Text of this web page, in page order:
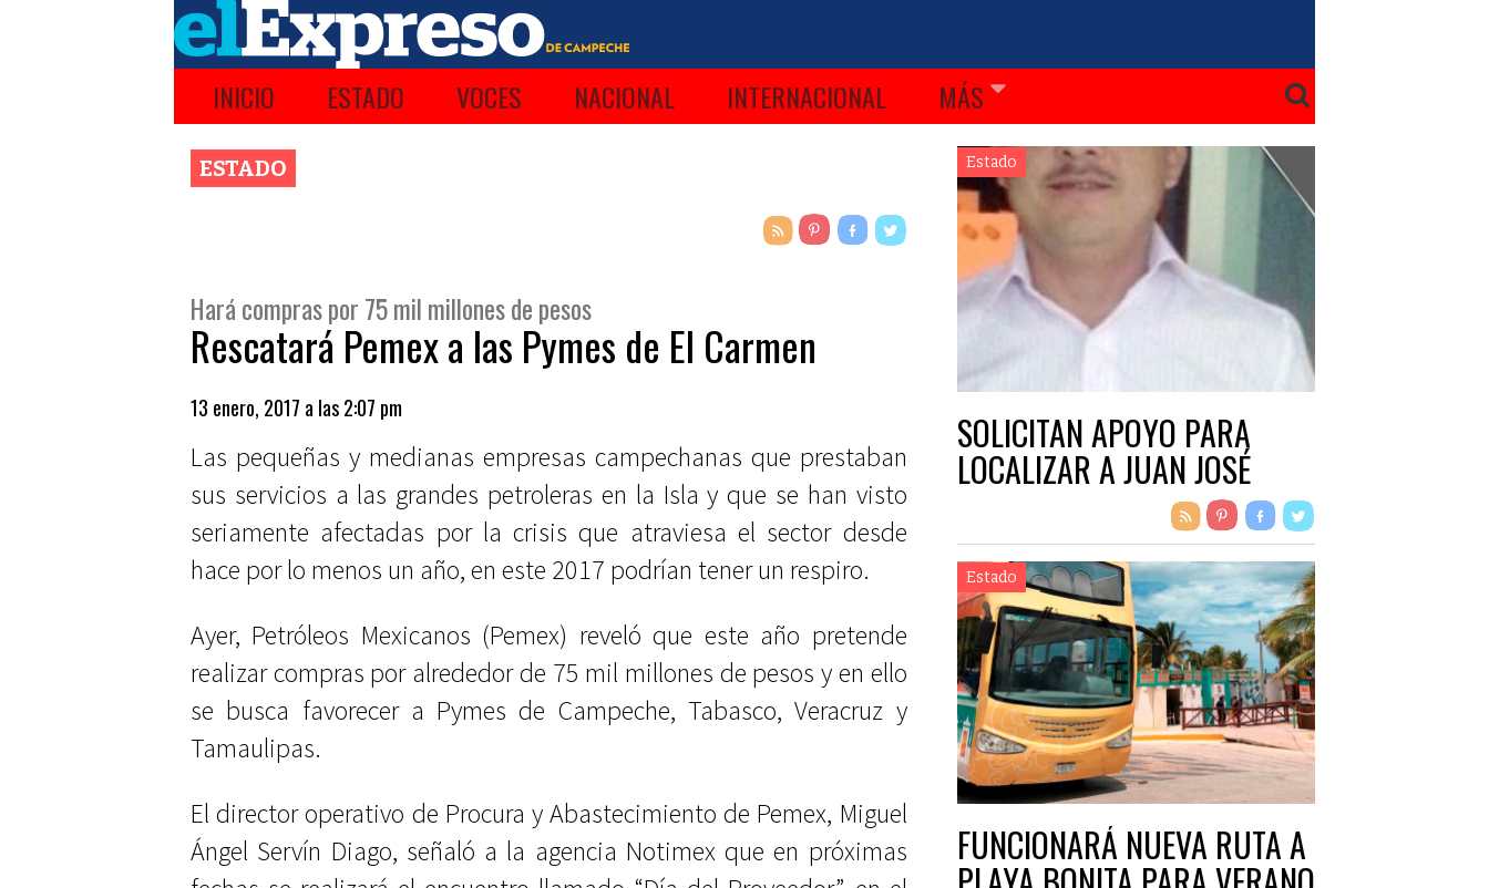
INICIO ESTADO VOCES NACIONAL INTERNACIONAL MÁS
ESTADO
Hará compras por 75 mil millones de pesos
Rescatará Pemex a las Pymes de El Carmen
13 enero, 2017 a las 2:07 pm
Las pequeñas y medianas empresas campechanas que prestaban
sus servicios a las grandes petroleras en la Isla y que se han visto
seriamente afectadas por la crisis que atraviesa el sector desde
hace por lo menos un año, en este 2017 podrían tener un respiro.
Ayer, Petróleos Mexicanos (Pemex) reveló que este año pretende
realizar compras por alrededor de 75 mil millones de pesos y en ello
se busca favorecer a Pymes de Campeche, Tabasco, Veracruz y
Tamaulipas.
El director operativo de Procura y Abastecimiento de Pemex, Miguel
Ángel Servín Diago, señaló a la agencia Notimex que en próximas
Estado
SOLICITAN APOYO PARA
LOCALIZAR A JUAN JOSÉ
Estado
FUNCIONARÁ NUEVA RUTA A